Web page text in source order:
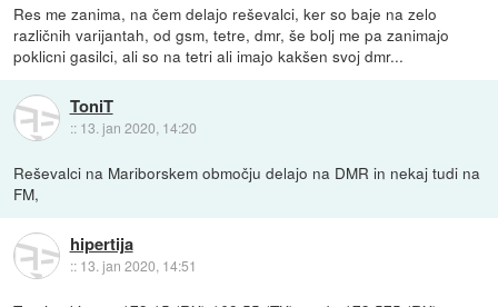
Res me zanima, na čem delajo reševalci, ker so baje na zelo
različnih varijantah, od gsm, tetre, dmr, še bolj me pa zanimajo
poklicni gasilci, ali so na tetri ali imajo kakšen svoj dmr...
ToniT
:: 13. jan 2020, 14:20
Reševalci na Mariborskem območju delajo na DMR in nekaj tudi na
FM,
hipertija
:: 13. jan 2020, 14:51